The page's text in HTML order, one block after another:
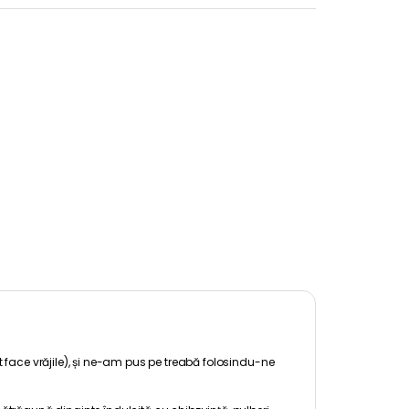
vrăjile), și ne-am pus pe treabă folosindu-ne